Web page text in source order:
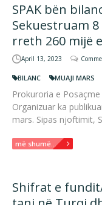
SPAK bën
Sekuestruam
rreth 260 mijë
April 13, 2023
BILANC MUAJI MARS
Prokuroria e
Organizuar ka
mars. Sipas njoftimit,
më shumë...
Shifrat e